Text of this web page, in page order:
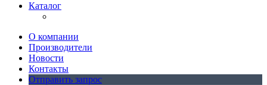
Каталог
О компании
Производители
Новости
Контакты
Отправить запрос